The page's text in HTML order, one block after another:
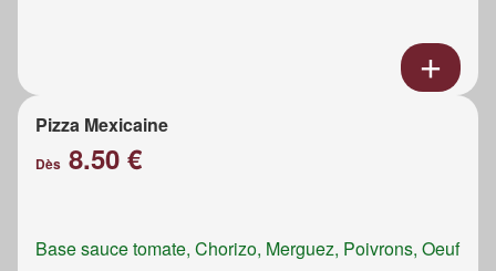
Pizza Mexicaine
Dès 8.50 €
Base sauce tomate, Chorizo, Merguez, Poivrons, Oeuf